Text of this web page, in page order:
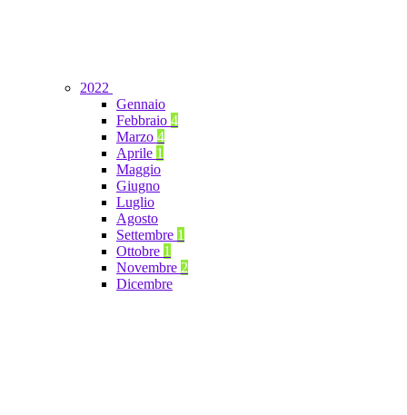
2022
Gennaio
Febbraio 4
Marzo 4
Aprile 1
Maggio
Giugno
Luglio
Agosto
Settembre 1
Ottobre 1
Novembre 2
Dicembre